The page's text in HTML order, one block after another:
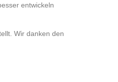
entwickeln
Wir danken den